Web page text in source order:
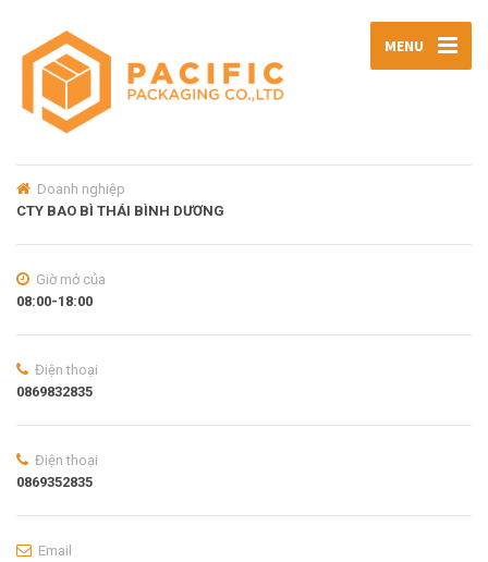
MENU
Doanh nghiệp
CTY BAO BÌ THÁI BÌNH DƯƠNG
Giờ mở của
08:00-18:00
Điện thoại
0869832835
Điện thoại
0869352835
Email